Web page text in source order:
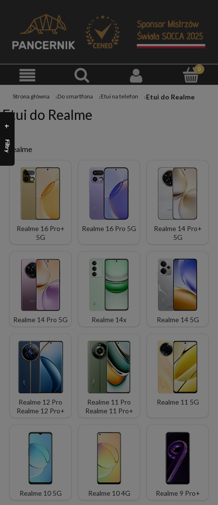
Strona główna Do smartfona Etui na telefon Etui do Realme
Etui do Realme
Realme
Realme 16 Pro+
5G
Realme 16 Pro 5G
Realme 14 Pro+
5G
Realme 14 Pro 5G Realme 14x Realme 14 5G
Realme 12 Pro
Realme 12 Pro+
Realme 11 Pro
Realme 11 Pro+
Realme 11 5G
Realme 10 5G Realme 10 4G Realme 9 Pro+
Filtry